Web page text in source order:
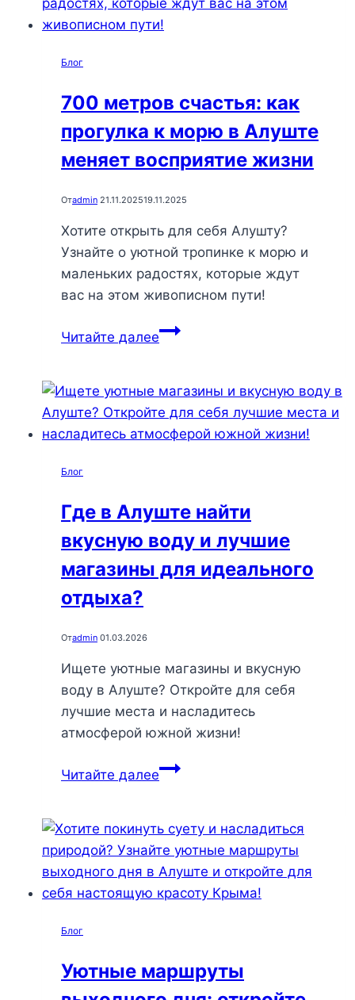
идеальные
моменты
в
сердце
Крыма
Блог
700 метров счастья: как
прогулка к морю в Алуште
меняет восприятие жизни
Отadmin 21.11.202519.11.2025
Хотите открыть для себя Алушту?
Узнайте о уютной тропинке к морю и
маленьких радостях, которые ждут
вас на этом живописном пути!
Читайте далее700
как
прогулка
к
меняет
восприятие
жизни
Блог
Где в Алуште найти
вкусную воду и лучшие
магазины для идеального
отдыха?
Отadmin 01.03.2026
Ищете уютные магазины и вкусную
воду в Алуште? Откройте для себя
лучшие места и насладитесь
атмосферой южной жизни!
Читайте далееГде
найти
вкусную
воду
и
идеального
Блог
Уютные маршруты